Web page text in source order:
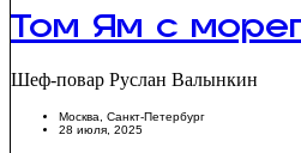
Том Ям с
Шеф-повар Руслан Валынкин
Москва, Санкт-Петербург
28 июля, 2025